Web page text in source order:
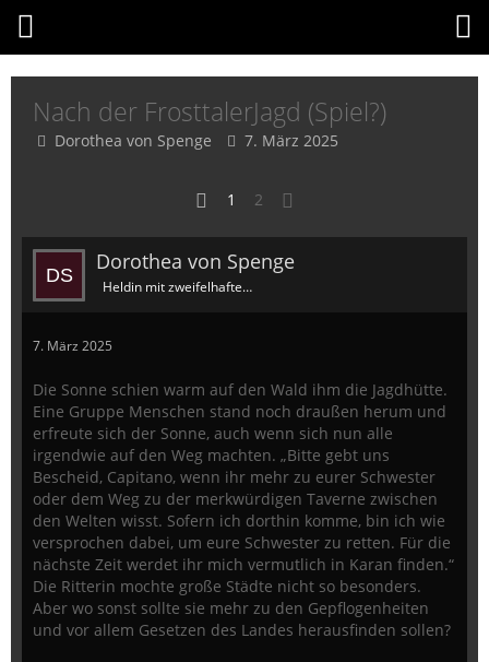
Nach der FrosttalerJagd (Spiel?)
Dorothea von Spenge 7. März 2025
1 2
Dorothea von Spenge
Heldin mit zweifelhaftem Ruf
7. März 2025
Die Sonne schien warm auf den Wald ihm die Jagdhütte.
Eine Gruppe Menschen stand noch draußen herum und
erfreute sich der Sonne, auch wenn sich nun alle
irgendwie auf den Weg machten. „Bitte gebt uns
Bescheid, Capitano, wenn ihr mehr zu eurer Schwester
oder dem Weg zu der merkwürdigen Taverne zwischen
den Welten wisst. Sofern ich dorthin komme, bin ich wie
versprochen dabei, um eure Schwester zu retten. Für die
nächste Zeit werdet ihr mich vermutlich in Karan finden.“
Die Ritterin mochte große Städte nicht so besonders.
Aber wo sonst sollte sie mehr zu den Gepflogenheiten
und vor allem Gesetzen des Landes herausfinden sollen?